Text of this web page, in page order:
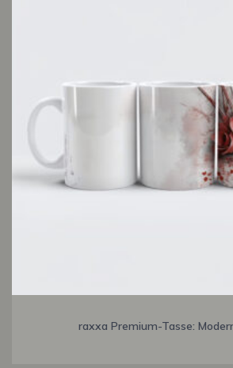
raxxa Premium-Tasse: